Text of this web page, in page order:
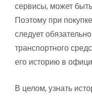
сервисы, может
Поэтому при
следует
транспортного
его историю в
В целом, узнать